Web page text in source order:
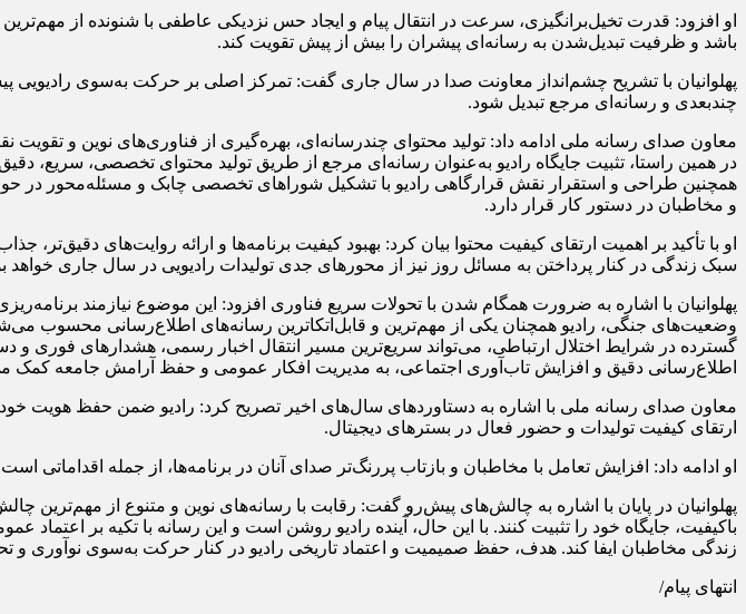
او افزود: قدرت تخیل‌برانگیزی، سرعت در انتقال پیام و ایجاد حس نزدیکی عاطفی با شنونده از
باشد و ظرفیت تبدیل‌شدن به رسانه‌ای پیشران را بیش از پیش تقویت کند.
پهلوانیان با تشریح چشم‌انداز معاونت صدا در سال جاری گفت: تمرکز اصلی بر حرکت به‌سوی رادیویی
چندبعدی و رسانه‌ای مرجع تبدیل شود.
معاون صدای رسانه ملی ادامه داد: تولید محتوای چندرسانه‌ای، بهره‌گیری از فناوری‌های نوین و
همچنین طراحی و استقرار نقش قرارگاهی رادیو با تشکیل شوراهای تخصصی چابک و مسئله‌محور در
و مخاطبان در دستور کار قرار دارد.
او با تأکید بر اهمیت ارتقای کیفیت محتوا بیان کرد: بهبود کیفیت برنامه‌ها و ارائه روایت‌های
سبک زندگی در کنار پرداختن به مسائل روز نیز از محورهای جدی تولیدات رادیویی در سال جاری خواهد
پهلوانیان با اشاره به ضرورت همگام شدن با تحولات سریع فناوری افزود: این موضوع نیازمند
وضعیت‌های جنگی، رادیو همچنان یکی از مهم‌ترین و قابل‌اتکاترین رسانه‌های اطلاع‌رسانی محسوب
گسترده در شرایط اختلال ارتباطی، می‌تواند سریع‌ترین مسیر انتقال اخبار رسمی، هشدارهای فوری
اطلاع‌رسانی دقیق و افزایش تاب‌آوری اجتماعی، به مدیریت افکار عمومی و حفظ آرامش جامعه کمک
معاون صدای رسانه ملی با اشاره به دستاوردهای سال‌های اخیر تصریح کرد: رادیو ضمن حفظ هویت
ارتقای کیفیت تولیدات و حضور فعال در بسترهای دیجیتال.
او ادامه داد: افزایش تعامل با مخاطبان و بازتاب پررنگ‌تر صدای آنان در برنامه‌ها، از جمله
پهلوانیان در پایان با اشاره به چالش‌های پیش‌رو گفت: رقابت با رسانه‌های نوین و متنوع از مهم‌ترین
باکیفیت، جایگاه خود را تثبیت کنند. با این حال، آینده رادیو روشن است و این رسانه با تکیه بر
زندگی مخاطبان ایفا کند. هدف، حفظ صمیمیت و اعتماد تاریخی رادیو در کنار حرکت به‌سوی نوآوری و
انتهای پیام/